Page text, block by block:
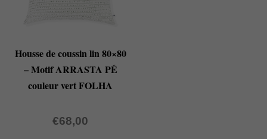
Housse de coussin lin 80×80
– Motif ARRASTA PÉ
couleur vert FOLHA
€68,00